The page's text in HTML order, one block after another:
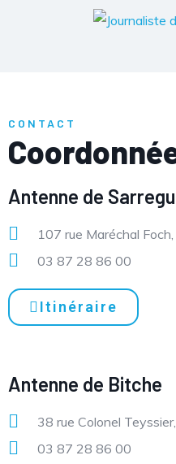
CONTACT
Antenne de
107 rue Maréchal
03 87 28 86 00
Itinéraire
Antenne de Bitche
38 rue Colonel
03 87 28 86 00